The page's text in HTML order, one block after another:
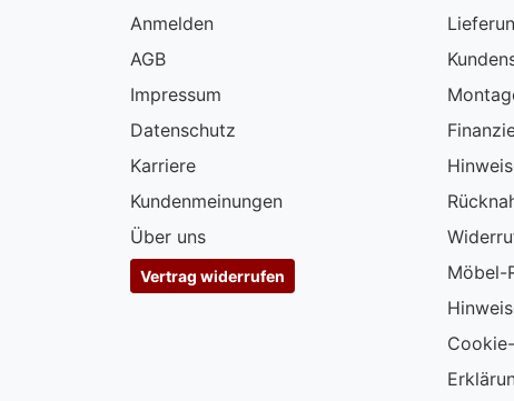
Anmelden
AGB
Impressum
Datenschutz
Karriere
Kundenmeinungen
Über uns
Vertrag widerrufen
Möbel-